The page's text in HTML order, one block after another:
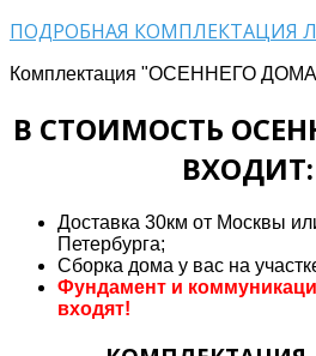
ПОДРОБНАЯ КОМПЛЕКТАЦИЯ
Комплектация "ОСЕННЕГО
В СТОИМОСТЬ
ВХОДИТ:
Доставка 30км от Москвы
Петербурга;
Сборка дома у вас на
Фундамент и
входят!